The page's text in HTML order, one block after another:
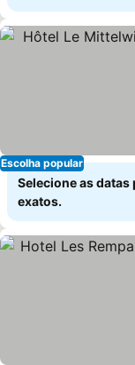
Escolha popular
Selecione as
exatos.